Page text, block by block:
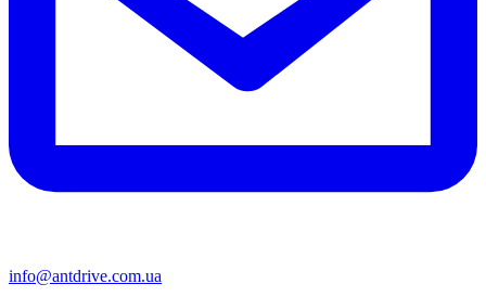
info@antdrive.com.ua